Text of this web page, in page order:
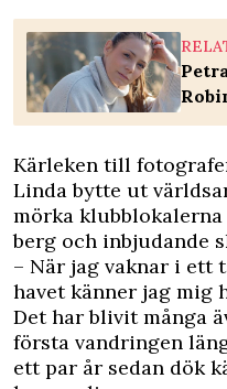
Kärleken till
Linda bytte ut
mörka
berg och inbjudande
– När jag vaknar i ett
havet känner jag mig
Det har blivit många
första vandringen
ett par år sedan dök